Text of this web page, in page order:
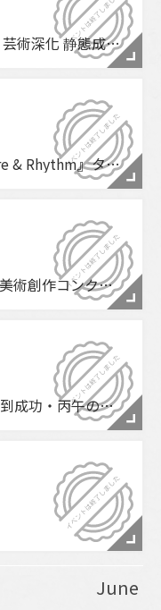
澎湖県 国民中小学校 114学年度 芸術深化 静態成果展
舞工廠ダンスカンパニー 『Share & Rhythm』タップダンス名作再現！
115年 澎湖県ニュータレント賞 美術創作コンクール 受賞作品展
中華文耀文教経貿交流協会 「馬到成功・丙午の美」会員合同展
June